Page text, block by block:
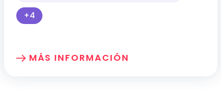
+4
Más perfiles profesionales disponibles para
MÁS INFORMACIÓN
SOBRE: ABORDAJE Y DETECCIÓN DE